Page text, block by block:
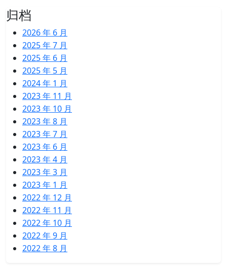
归档
2026 年 6 月
2025 年 7 月
2025 年 6 月
2025 年 5 月
2024 年 1 月
2023 年 11 月
2023 年 10 月
2023 年 8 月
2023 年 7 月
2023 年 6 月
2023 年 4 月
2023 年 3 月
2023 年 1 月
2022 年 12 月
2022 年 11 月
2022 年 10 月
2022 年 9 月
2022 年 8 月